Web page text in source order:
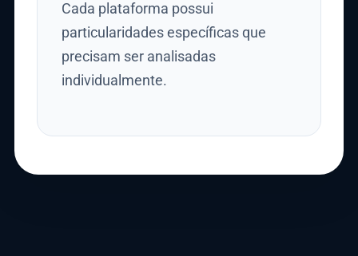
Cada plataforma possui
particularidades específicas que
precisam ser analisadas
individualmente.